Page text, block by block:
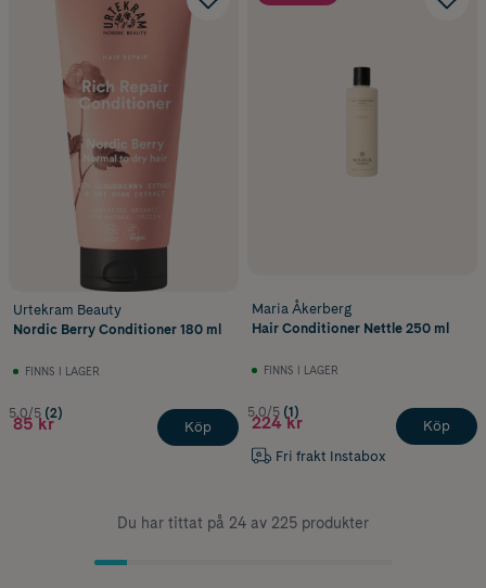
Urtekram Beauty
Nordic Berry Conditioner 180 ml
FINNS I LAGER
5.0/5 (2)
85 kr Köp
Maria Åkerberg
Hair Conditioner Nettle 250 ml
FINNS I LAGER
5.0/5 (1)
224 kr
Fri frakt Instabox
Köp
Du har tittat på 24 av 225 produkter